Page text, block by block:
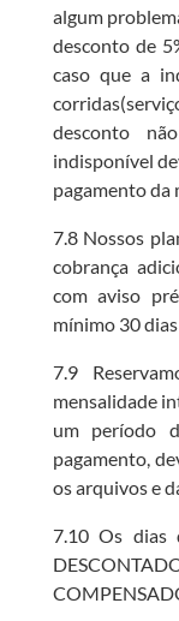
algum
desconto de
caso que a
desconto
indisponível
pagamento da
7.8 Nossos
cobrança
com aviso
mínimo 30
7.9
mensalidade
um período
pagamento,
os arquivos e
7.10 Os dias